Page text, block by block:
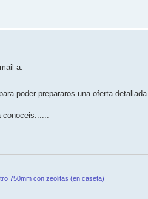
a:
poder prepararos una oferta detallada
conoceis......
750mm con zeolitas (en caseta)